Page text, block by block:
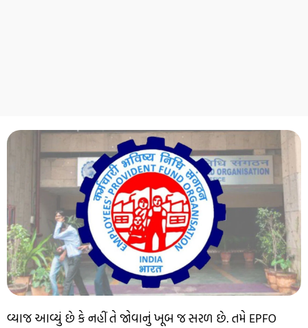
વ્યાજ આવ્યું છે કે નહીં તે જોવાનું ખૂબ જ સરળ છે. તમે EPFO ​​